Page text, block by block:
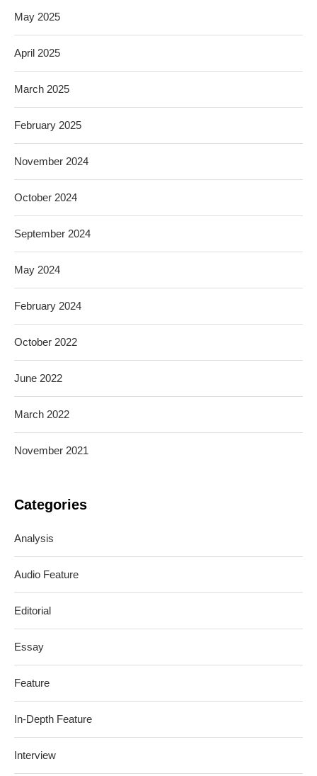
May 2025
April 2025
March 2025
February 2025
November 2024
October 2024
September 2024
May 2024
February 2024
October 2022
June 2022
March 2022
November 2021
Categories
Analysis
Audio Feature
Editorial
Essay
Feature
In-Depth Feature
Interview